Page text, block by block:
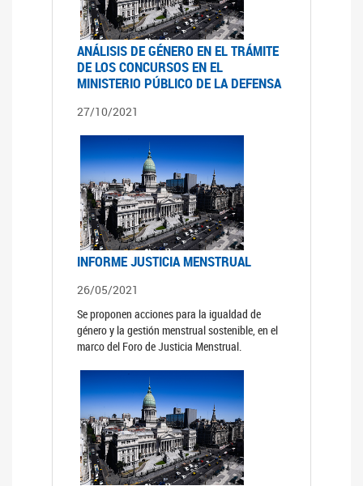
ANÁLISIS DE GÉNERO EN EL TRÁMITE
DE LOS CONCURSOS EN EL
MINISTERIO PÚBLICO DE LA DEFENSA
27/10/2021
INFORME JUSTICIA MENSTRUAL
26/05/2021
Se proponen acciones para la igualdad de
género y la gestión menstrual sostenible, en el
marco del Foro de Justicia Menstrual.